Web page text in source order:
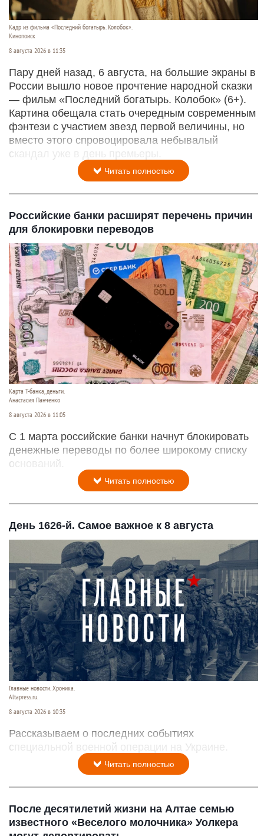
Кадр из фильма «Последний богатырь. Колобок».
Кинопоиск
8 августа 2026 в 11:35
Пару дней назад, 6 августа, на большие экраны в
России вышло новое прочтение народной сказки
— фильм «Последний богатырь. Колобок» (6+).
Картина обещала стать очередным современным
фэнтези с участием звезд первой величины, но
вместо этого спровоцировала небывалый
скандал уже в день премьеры.
Читать полностью
Российские банки расширят перечень причин
для блокировки переводов
Карта Т-банка, деньги.
Анастасия Панченко
8 августа 2026 в 11:05
С 1 марта российские банки начнут блокировать
денежные переводы по более широкому списку
оснований.
Читать полностью
День 1626-й. Самое важное к 8 августа
Главные новости. Хроника.
Altapress.ru.
8 августа 2026 в 10:35
Рассказываем о последних событиях
специальной военной операции на Украине.
Читать полностью
После десятилетий жизни на Алтае семью
известного «Веселого молочника» Уолкера